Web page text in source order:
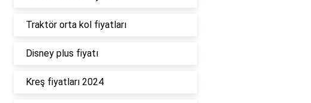
Traktör orta kol fiyatları
Disney plus fiyatı
Kreş fiyatları 2024